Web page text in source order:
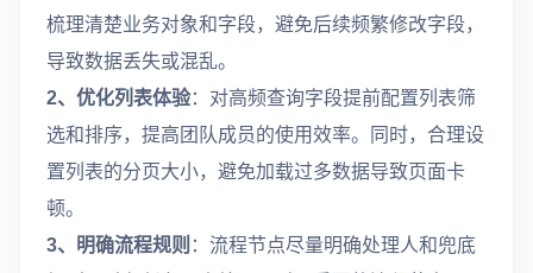
梳理清楚业务对象和字段，避免后续频繁修改字段，
导致数据丢失或混乱。
2、优化列表体验：对高频查询字段提前配置列表筛
选和排序，提高团队成员的使用效率。同时，合理设
置列表的分页大小，避免加载过多数据导致页面卡
顿。
3、明确流程规则 ：流程节点尽量明确处理人和兜底